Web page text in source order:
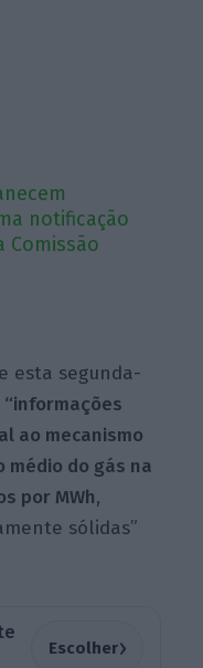
notificação
Comissão
esta segunda-
ao mecanismo
do gás na
por MWh,
sólidas”
Escolher›